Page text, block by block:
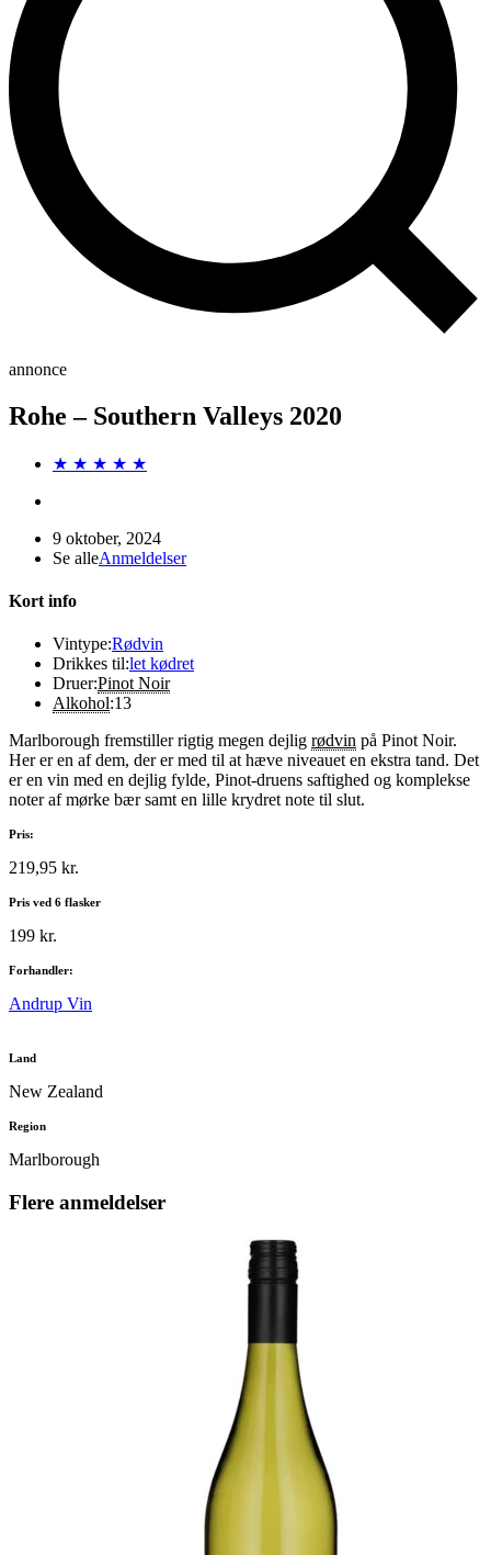
annonce
Rohe – Southern Valleys 2020
★ ★ ★ ★ ★
9 oktober, 2024
Se alleAnmeldelser
Kort info
Vintype:Rødvin
Drikkes til:let kødret
Druer:Pinot Noir
Alkohol:13
Marlborough fremstiller rigtig megen dejlig rødvin på Pinot Noir.
Her er en af dem, der er med til at hæve niveauet en ekstra tand. Det
er en vin med en dejlig fylde, Pinot-druens saftighed og komplekse
noter af mørke bær samt en lille krydret note til slut.
Pris:
219,95 kr.
Pris ved 6 flasker
199 kr.
Forhandler:
Andrup Vin
Land
New Zealand
Region
Marlborough
Flere anmeldelser